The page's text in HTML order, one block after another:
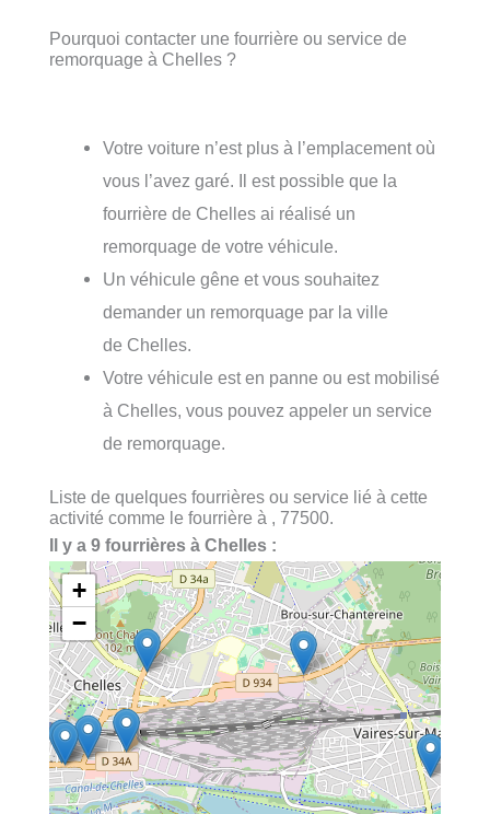
Pourquoi contacter une fourrière ou service de
remorquage à Chelles ?
Votre voiture n’est plus à l’emplacement où
vous l’avez garé. Il est possible que la
fourrière de Chelles ai réalisé un
remorquage de votre véhicule.
Un véhicule gêne et vous souhaitez
demander un remorquage par la ville
de Chelles.
Votre véhicule est en panne ou est mobilisé
à Chelles, vous pouvez appeler un service
de remorquage.
Liste de quelques fourrières ou service lié à cette
activité comme le fourrière à , 77500.
Il y a 9 fourrières à Chelles :
+
−